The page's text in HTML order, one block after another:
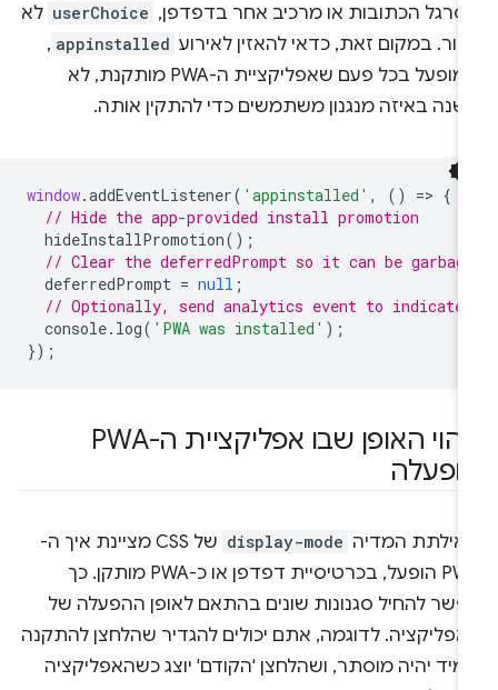
הכתובות או מרכיב אחר בדפדפן, userChoice לא
במקום זאת, כדאי להאזין לאירוע appinstalled
,
שמופעל בכל פעם שאפליקציית ה-PWA מותקנת, לא
באיזה מנגנון משתמשים כדי להתקין אותה.
window.addEventListener('appinstalled' , () =
// Hide the app-provided install promotion
hideInstallPromotion
// Clear the deferredPrompt so it can be
deferredPrompt
= null
// Optionally, send analytics event to
console.log('PWA was installed'
זיהוי האופן שבו אפליקציית ה-PWA
המדיה display-mode
של CSS מציינת איך ה-
PWA הופעל, בכרטיסיית דפדפן או כ-PWA מותקן. כך
להחיל סגנונות שונים בהתאם לאופן ההפעלה של
לדוגמה, אתם יכולים להגדיר שהלחצן להתקנה
יהיה מוסתר, ושהלחצן 'הקודם' יוצג כשהאפליקציה